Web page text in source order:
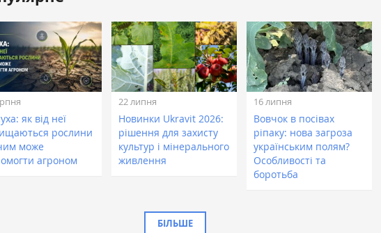
як від неї
рослини
може
агроном
22 липня
Новинки Ukravit 2026:
рішення для захисту
культур і мінерального
живлення
16 липня
Вовчок в посівах
ріпаку: нова загроза
українським полям?
Особливості та
боротьба
БІЛЬШЕ